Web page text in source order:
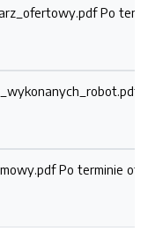
Po
Po terminie